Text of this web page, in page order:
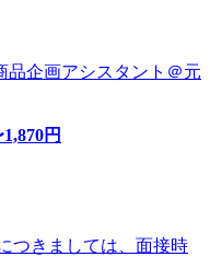
品企画アシスタント＠元
1,870円
つきましては、面接時